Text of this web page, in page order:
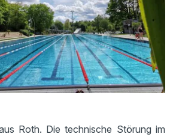
Roth. Die technische Störung im